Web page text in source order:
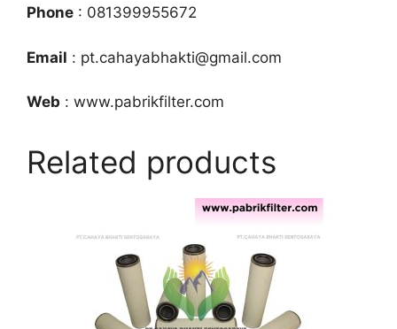
Phone : 081399955672
Email : pt.cahayabhakti@gmail.com
Web : www.pabrikfilter.com
Related products